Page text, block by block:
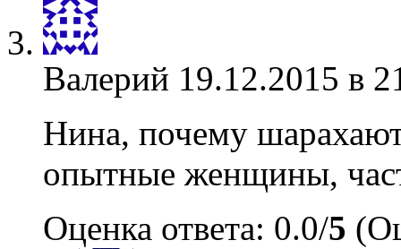
Валерий 19.12.2015 в
Нина, почему
опытные женщины,
Оценка ответа: 0.0/5